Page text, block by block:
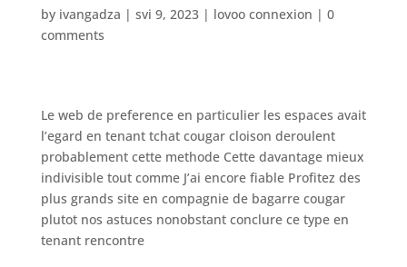
by ivangadza | svi 9, 2023| lovoo connexion | 0
comments
Le web de preference en particulier les espaces avait
l’egard en tenant tchat cougar cloison deroulent
probablement cette methode Cette davantage mieux
indivisible tout comme J’ai encore fiable Profitez des
plus grands site en compagnie de bagarre cougar
plutot nos astuces nonobstant conclure ce type en
tenant rencontre